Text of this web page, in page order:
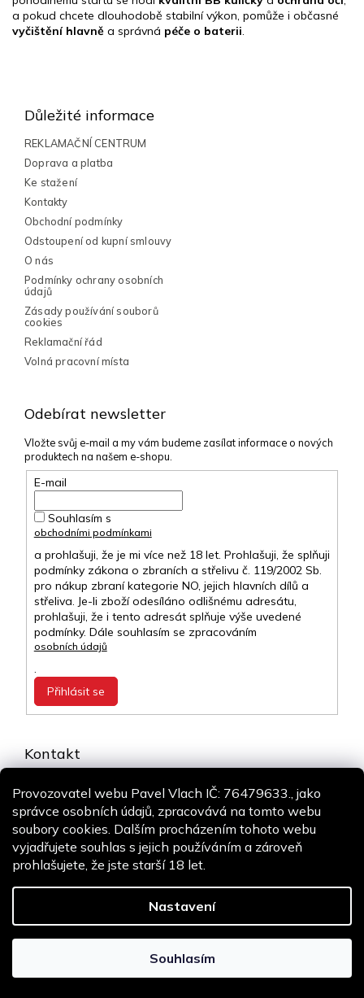
Provozovatel webu Pavel Vlach IČ: 76479633., jako
správce osobních údajů, zpracovává na tomto webu
soubory cookies. Dalším procházením tohoto webu
vyjadřujete souhlas s jejich používáním a zároveň
prohlašujete, že jste starší 18 let.
Nastavení
Souhlasím
a pokud chcete dlouhodobě stabilní výkon, pomůže i občasné
vyčištění hlavně a správná péče o baterii.
Odebírat newsletter
Vložte svůj e-mail a my vám budeme zasílat informace o nových
produktech na našem e-shopu.
E-mail
Souhlasím s
obchodními podmínkami
a prohlašuji, že je mi více než 18 let. Prohlašuji, že splňuji
podmínky zákona o zbraních a střelivu č. 119/2002 Sb.
pro nákup zbraní kategorie NO, jejich hlavních dílů a
střeliva. Je-li zboží odesíláno odlišnému adresátu,
prohlašuji, že i tento adresát splňuje výše uvedené
podmínky. Dále souhlasím se zpracováním
osobních údajů
.
Přihlásit se
Kontakt
+420 775 106 530
Staň se fanouškem
Důležité informace
REKLAMAČNÍ CENTRUM
Doprava a platba
Ke stažení
Kontakty
Obchodní podmínky
Odstoupení od kupní smlouvy
O nás
Podmínky ochrany osobních
údajů
Zásady používání souborů
cookies
Reklamační řád
Volná pracovní místa
Shoptak.cz | Platforma